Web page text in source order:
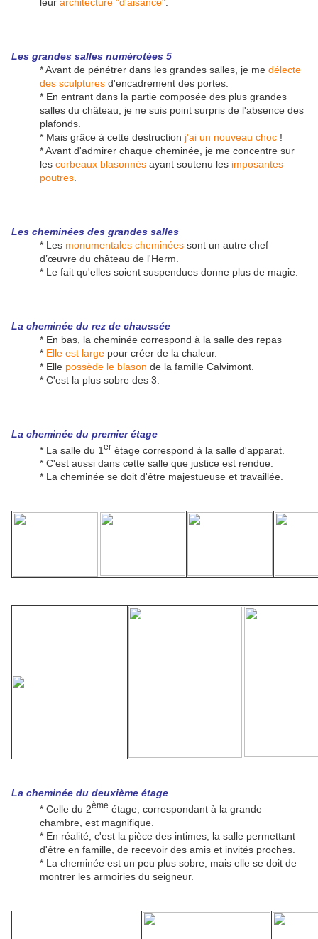
Les grandes salles numérotées 5
* Avant de pénétrer dans les grandes salles, je me délecte
des sculptures d'encadrement des portes.
* En entrant dans la partie composée des plus grandes
salles du château, je ne suis point surpris de l'absence des
plafonds.
* Mais grâce à cette destruction j'ai un nouveau choc !
* Avant d'admirer chaque cheminée, je me concentre sur
les corbeaux blasonnés ayant soutenu les imposantes
poutres
Les cheminées des grandes salles
* Les monumentales cheminées sont un autre chef
d’œuvre du château de l'Herm.
* Le fait qu'elles soient suspendues donne plus de magie.
La cheminée du rez de chaussée
* En bas, la cheminée correspond à la salle des repas
* Elle est large pour créer de la chaleur.
* Elle possède le blason de la famille Calvimont.
* C'est la plus sobre des 3.
La cheminée du premier étage
* La salle du 1 er étage correspond à la salle d'apparat.
* C'est aussi dans cette salle que justice est rendue.
* La cheminée se doit d'être majestueuse et travaillée.
La cheminée du deuxième étage
* Celle du 2ème étage, correspondant à la grande
chambre, est magnifique.
* En réalité, c'est la pièce des intimes, la salle permettant
d'être en famille, de recevoir des amis et invités proches.
* La cheminée est un peu plus sobre, mais elle se doit de
montrer les armoiries du seigneur.